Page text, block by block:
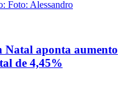
Natal aponta aumento
de 4,45%